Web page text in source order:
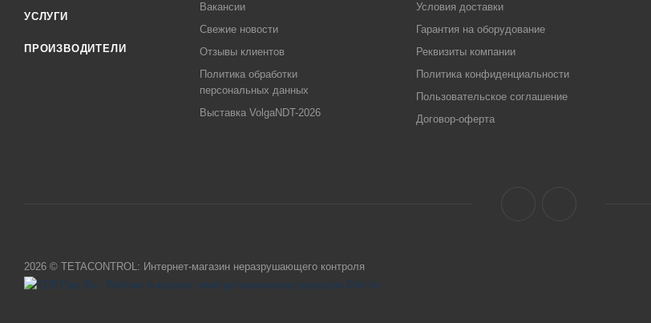
УСЛУГИ
ПРОИЗВОДИТЕЛИ
Вакансии
Свежие новости
Отзывы клиентов
Политика обработки
персональных данных
Выставка VolgaNDT-2026
Условия доставки
Гарантия на оборудование
Реквизиты компании
Политика конфиденциальности
Пользовательское соглашение
Договор-оферта
2026 © TETACONTROL: Интернет-магазин неразрушающего контроля
Elec.ru